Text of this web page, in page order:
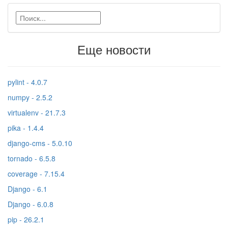
Еще новости
pylint - 4.0.7
numpy - 2.5.2
virtualenv - 21.7.3
pika - 1.4.4
django-cms - 5.0.10
tornado - 6.5.8
coverage - 7.15.4
Django - 6.1
Django - 6.0.8
pip - 26.2.1